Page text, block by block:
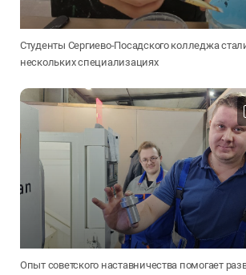
Студенты Сергиево-Посадского колледжа
нескольких специализациях
Опыт советского наставничества помогает